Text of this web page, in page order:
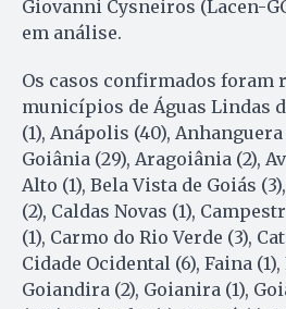
Giovanni Cysneiros (Lacen-
em análise.
Os casos confirmados foram
municípios de Águas Lindas
(1), Anápolis (40),
Goiânia (29), Aragoiânia (2),
Alto (1), Bela Vista de Goiás
(2), Caldas Novas (1),
(1), Carmo do Rio Verde (3),
Cidade Ocidental (6), Faina
Goiandira (2), Goianira (1),